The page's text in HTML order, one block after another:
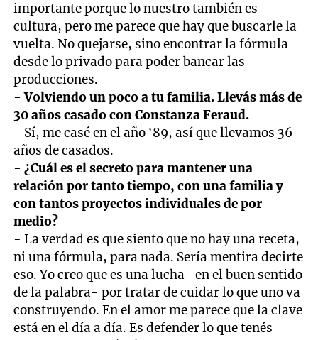
importante porque lo nuestro también es
cultura, pero me parece que hay que buscarle la
vuelta. No quejarse, sino encontrar la fórmula
desde lo privado para poder bancar las
producciones.
- Volviendo un poco a tu familia. Llevás más de
30 años casado con Constanza Feraud.
- Sí, me casé en el año ’89, así que llevamos 36
años de casados.
- ¿Cuál es el secreto para mantener una
relación por tanto tiempo, con una familia y
con tantos proyectos individuales de por
medio?
- La verdad es que siento que no hay una receta,
ni una fórmula, para nada. Sería mentira decirte
eso. Yo creo que es una lucha -en el buen sentido
de la palabra- por tratar de cuidar lo que uno va
construyendo. En el amor me parece que la clave
está en el día a día. Es defender lo que tenés